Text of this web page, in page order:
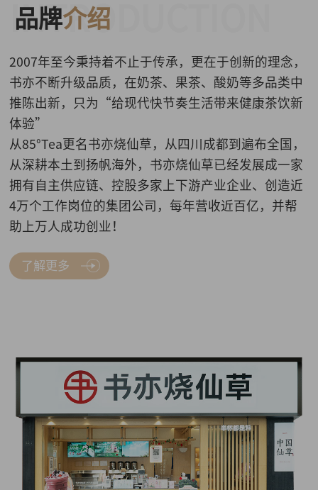
INTRODUCTION
品牌介绍
2007年至今秉持着不止于传承，更在于创新的理念，
书亦不断升级品质，在奶茶、果茶、酸奶等多品类中
推陈出新，只为“给现代快节奏生活带来健康茶饮新
体验”
从85°Tea更名书亦烧仙草，从四川成都到遍布全国，
从深耕本土到扬帆海外，书亦烧仙草已经发展成一家
拥有自主供应链、控股多家上下游产业企业、创造近
4万个工作岗位的集团公司，每年营收近百亿，并帮
助上万人成功创业！
了解更多